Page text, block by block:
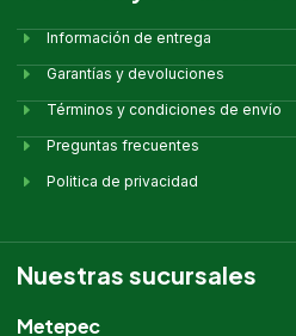
Información de entrega
Garantías y devoluciones
Términos y condiciones de envío
Preguntas frecuentes
Politica de privacidad
Nuestras sucursales
Metepec